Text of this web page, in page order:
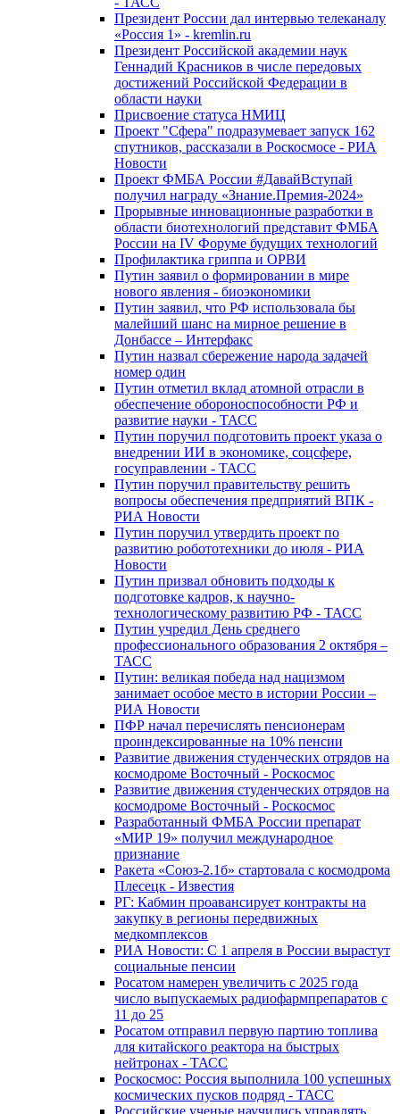
Президент России дал интервью телеканалу
«Россия 1» - kremlin.ru
Президент Российской академии наук
Геннадий Красников в числе передовых
достижений Российской Федерации в
области науки
Присвоение статуса НМИЦ
Проект "Сфера" подразумевает запуск 162
спутников, рассказали в Роскосмосе - РИА
Новости
Проект ФМБА России #ДавайВступай
получил награду «Знание.Премия-2024»
Прорывные инновационные разработки в
области биотехнологий представит ФМБА
России на IV Форуме будущих технологий
Профилактика гриппа и ОРВИ
Путин заявил о формировании в мире
нового явления - биоэкономики
Путин заявил, что РФ использовала бы
малейший шанс на мирное решение в
Донбассе – Интерфакс
Путин назвал сбережение народа задачей
номер один
Путин отметил вклад атомной отрасли в
обеспечение обороноспособности РФ и
развитие науки - ТАСС
Путин поручил подготовить проект указа о
внедрении ИИ в экономике, соцсфере,
госуправлении - ТАСС
Путин поручил правительству решить
вопросы обеспечения предприятий ВПК -
РИА Новости
Путин поручил утвердить проект по
развитию робототехники до июля - РИА
Новости
Путин призвал обновить подходы к
подготовке кадров, к научно-
технологическому развитию РФ - ТАСС
Путин учредил День среднего
профессионального образования 2 октября –
ТАСС
Путин: великая победа над нацизмом
занимает особое место в истории России –
РИА Новости
ПФР начал перечислять пенсионерам
проиндексированные на 10% пенсии
Развитие движения студенческих отрядов на
космодроме Восточный - Роскосмос
Развитие движения студенческих отрядов на
космодроме Восточный - Роскосмос
Разработанный ФМБА России препарат
«МИР 19» получил международное
признание
Ракета «Союз-2.1б» стартовала с космодрома
Плесецк - Известия
РГ: Кабмин проавансирует контракты на
закупку в регионы передвижных
медкомплексов
РИА Новости: С 1 апреля в России вырастут
социальные пенсии
Росатом намерен увеличить с 2025 года
число выпускаемых радиофармпрепаратов с
11 до 25
Росатом отправил первую партию топлива
для китайского реактора на быстрых
нейтронах - ТАСС
Роскосмос: Россия выполнила 100 успешных
космических пусков подряд - ТАСС
Российские ученые научились управлять